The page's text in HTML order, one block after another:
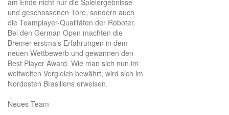
und geschossenen Tore, sondern auch
die Teamplayer-Qualitäten der Roboter.
Bei den German Open machten die
Bremer erstmals Erfahrungen in dem
neuen Wettbewerb und gewannen den
Best Player Award. Wie man sich nun im
weltweiten Vergleich bewährt, wird sich im
Nordosten Brasiliens erweisen.
Neues Team